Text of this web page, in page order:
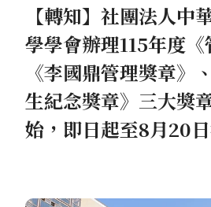
【轉知】社團法人中
學學會辦理115年度《
《李國鼎管理獎章》
生紀念獎章》三大獎
始，即日起至8月20日